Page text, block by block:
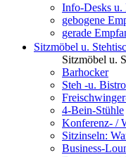
Info-Desks u.
gebogene
gerade
Sitzmöbel u.
Sitzmöbel u.
Barhocker
Steh -u.
4-Bein-Stühle
Konferenz- /
Sitzinseln:
Business-